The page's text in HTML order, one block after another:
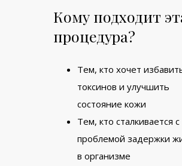
Кому подходит
процедура?
Тем, кто хочет
токсинов и улучшить
состояние кожи
Тем, кто сталкивается с
проблемой задержки
в организме